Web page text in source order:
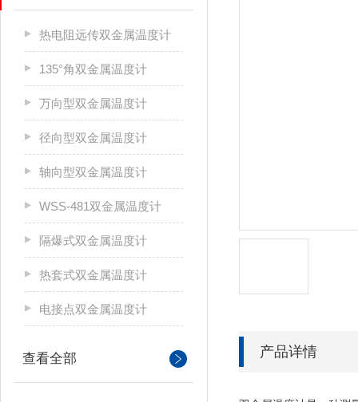
热电阻远传双金属温度计
135°角双金属温度计
万向型双金属温度计
径向型双金属温度计
轴向型双金属温度计
WSS-481双金属温度计
隔爆式双金属温度计
热套式双金属温度计
电接点双金属温度计
查看全部 产品详情